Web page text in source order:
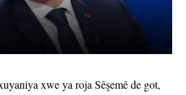
xwe ya roja Sêşemê de got,